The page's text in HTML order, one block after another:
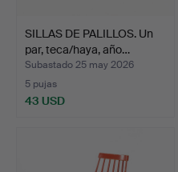
SILLAS DE PALILLOS. Un
par, teca/haya, año…
Subastado 25 may 2026
5 pujas
43 USD